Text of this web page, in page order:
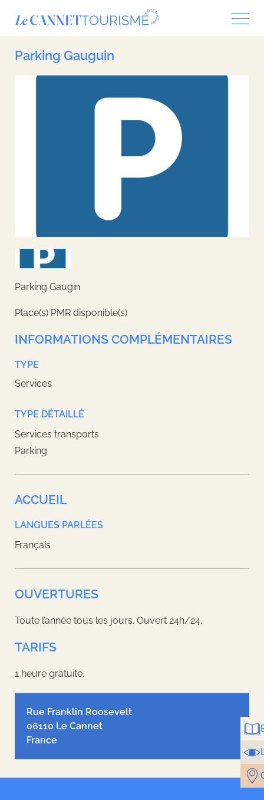
Parking Gauguin
Parking Gaugin
Place(s) PMR disponible(s)
INFORMATIONS COMPLÉMENTAIRES
TYPE
Services
TYPE DÉTAILLÉ
Services transports
Parking
ACCUEIL
LANGUES PARLÉES
Français
OUVERTURES
Toute l’année tous les jours. Ouvert 24h/24.
TARIFS
1 heure gratuite.
Leaflet | ©OpenStreetMap
Rue Franklin Roosevelt
06110 Le Cannet
France